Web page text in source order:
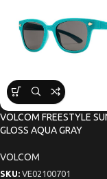
VOLCOM FREESTYLE
GLOSS AQUA GRAY
VOLCOM
SKU: VE02100701